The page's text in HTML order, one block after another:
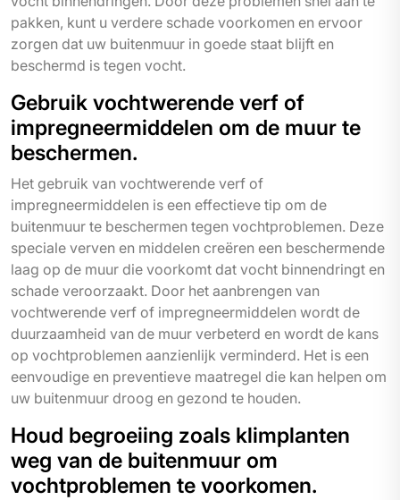
pakken, kunt u verdere schade voorkomen en ervoor
zorgen dat uw buitenmuur in goede staat blijft en
beschermd is tegen vocht.
Gebruik vochtwerende verf of
impregneermiddelen om de muur te
beschermen.
Het gebruik van vochtwerende verf of
impregneermiddelen is een effectieve tip om de
buitenmuur te beschermen tegen vochtproblemen. Deze
speciale verven en middelen creëren een beschermende
laag op de muur die voorkomt dat vocht binnendringt en
schade veroorzaakt. Door het aanbrengen van
vochtwerende verf of impregneermiddelen wordt de
duurzaamheid van de muur verbeterd en wordt de kans
op vochtproblemen aanzienlijk verminderd. Het is een
eenvoudige en preventieve maatregel die kan helpen om
uw buitenmuur droog en gezond te houden.
Houd begroeiing zoals klimplanten
weg van de buitenmuur om
vochtproblemen te voorkomen.